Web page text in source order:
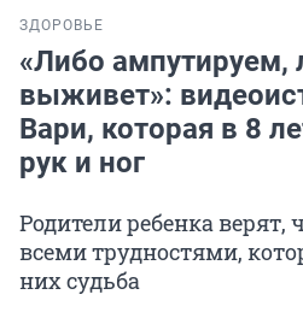
ЗДОРОВЬЕ
«Либо ампутируем,
выживет»:
Вари, которая в 8
рук и ног
Родители ребенка верят,
всеми трудностями,
них судьба